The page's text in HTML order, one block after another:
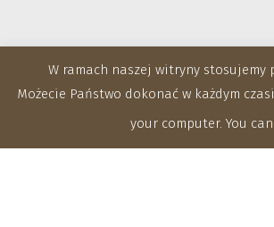
W ramach naszej witryny stosujemy
Możecie Państwo dokonać w każdym
your computer. You